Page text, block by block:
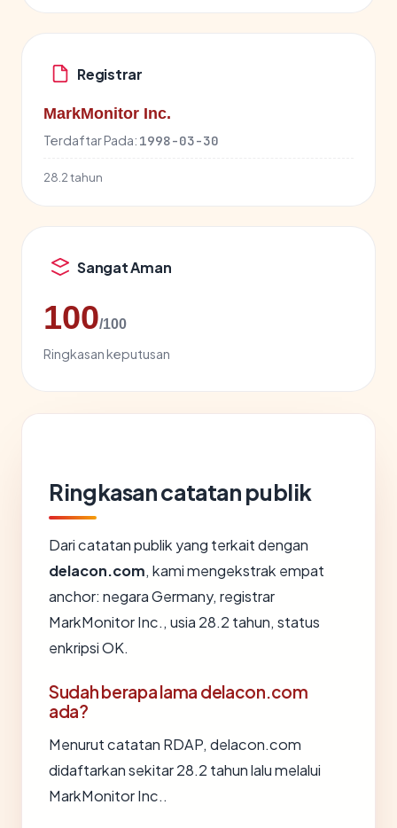
Registrar
MarkMonitor Inc.
Terdaftar Pada: 1998-03-30
28.2 tahun
Sangat Aman
100/100
Ringkasan keputusan
Ringkasan catatan publik
Dari catatan publik yang terkait dengan
delacon.com, kami mengekstrak empat
anchor: negara Germany, registrar
MarkMonitor Inc., usia 28.2 tahun, status
enkripsi OK.
Sudah berapa lama delacon.com
ada?
Menurut catatan RDAP, delacon.com
didaftarkan sekitar 28.2 tahun lalu melalui
MarkMonitor Inc..